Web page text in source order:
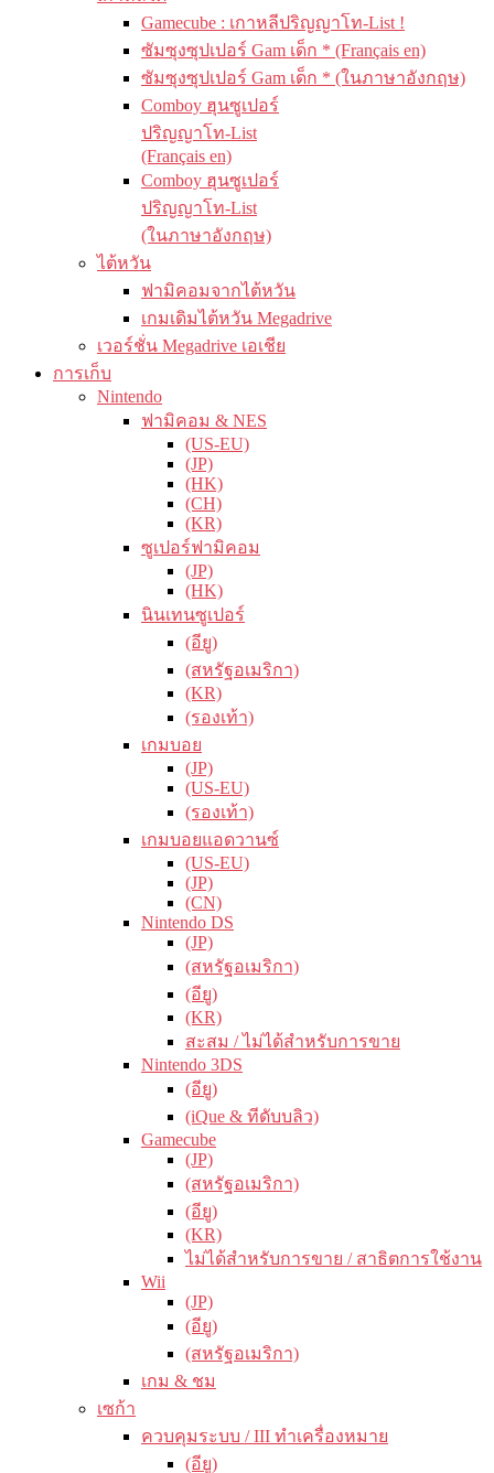
Gamecube : เกาหลีปริญญาโท-List !
ซัมซุงซุปเปอร์ Gam เด็ก * (Français en)
ซัมซุงซุปเปอร์ Gam เด็ก * (ในภาษาอังกฤษ)
Comboy ฮุนซูเปอร์
ปริญญาโท-List
(Français en)
Comboy ฮุนซูเปอร์
ปริญญาโท-List
(ในภาษาอังกฤษ)
ไต้หวัน
ฟามิคอมจากไต้หวัน
เกมเดิมไต้หวัน Megadrive
เวอร์ชั่น Megadrive เอเชีย
การเก็บ
Nintendo
ฟามิคอม & NES
(US-EU)
(JP)
(HK)
(CH)
(KR)
ซูเปอร์ฟามิคอม
(JP)
(HK)
นินเทนซูเปอร์
(อียู)
(สหรัฐอเมริกา)
(KR)
(รองเท้า)
เกมบอย
(JP)
(US-EU)
(รองเท้า)
เกมบอยแอดวานซ์
(US-EU)
(JP)
(CN)
Nintendo DS
(JP)
(สหรัฐอเมริกา)
(อียู)
(KR)
สะสม / ไม่ได้สำหรับการขาย
Nintendo 3DS
(อียู)
(iQue & ทีดับบลิว)
Gamecube
(JP)
(สหรัฐอเมริกา)
(อียู)
(KR)
ไม่ได้สำหรับการขาย / สาธิตการใช้งาน
Wii
(JP)
(อียู)
(สหรัฐอเมริกา)
เกม & ชม
เซก้า
ควบคุมระบบ / III ทำเครื่องหมาย
(อียู)